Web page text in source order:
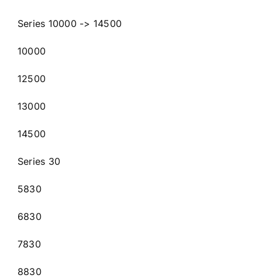
Series 10000 -> 14500
10000
12500
13000
14500
Series 30
5830
6830
7830
8830